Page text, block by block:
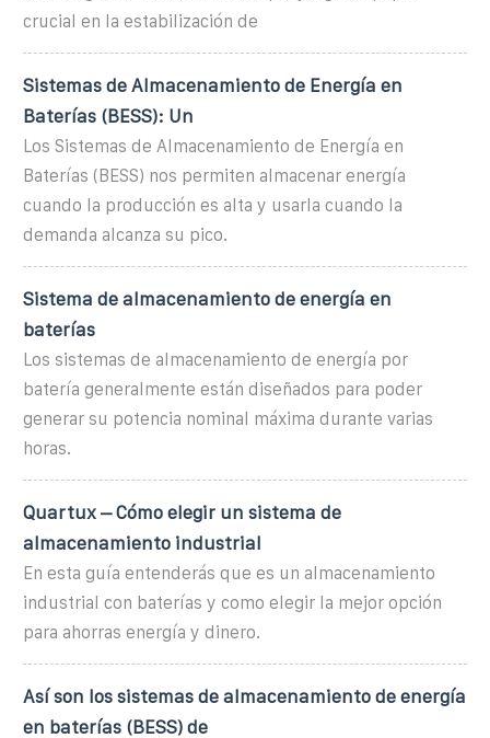
crucial en la estabilización de
Sistemas de Almacenamiento de Energía en
Baterías (BESS): Un
Los Sistemas de Almacenamiento de Energía en
Baterías (BESS) nos permiten almacenar energía
cuando la producción es alta y usarla cuando la
demanda alcanza su pico.
Sistema de almacenamiento de energía en
baterías
Los sistemas de almacenamiento de energía por
batería generalmente están diseñados para poder
generar su potencia nominal máxima durante varias
horas.
Quartux – Cómo elegir un sistema de
almacenamiento industrial
En esta guía entenderás que es un almacenamiento
industrial con baterías y como elegir la mejor opción
para ahorras energía y dinero.
Así son los sistemas de almacenamiento de energía
en baterías (BESS) de